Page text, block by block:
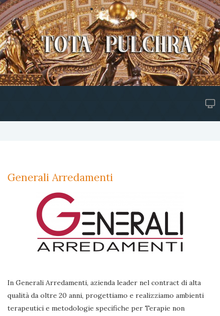
Generali Arredamenti
In Generali Arredamenti, azienda leader nel contract di alta
qualità da oltre 20 anni, progettiamo e realizziamo ambienti
terapeutici e metodologie specifiche per Terapie non